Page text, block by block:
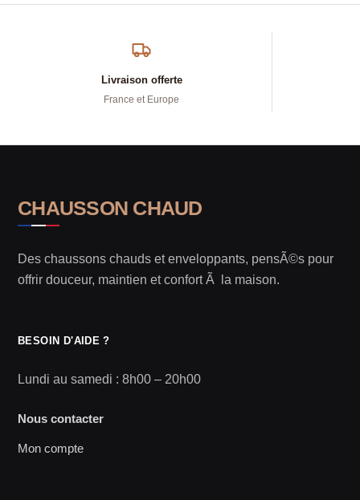
Livraison offerte
France et Europe
CHAUSSON CHAUD
Des chaussons chauds et enveloppants, pensÃ©s pour
offrir douceur, maintien et confort Ã la maison.
BESOIN D'AIDE ?
Lundi au samedi : 8h00 – 20h00
Nous contacter
Mon compte